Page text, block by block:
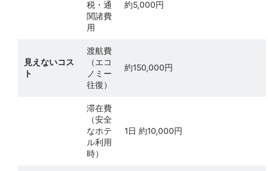
税・通
関諸費
用
約5,000円
見えないコス
ト
渡航費
（エコ
ノミー
往復）
約150,000円
滞在費
（安全
なホテ
ル利用
時）
1日 約10,000円